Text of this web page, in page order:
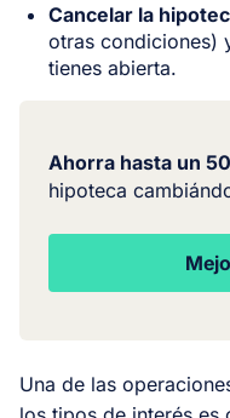
Cancelar la
otras condiciones)
tienes abierta.
Ahorra hasta un
hipoteca
Una de las